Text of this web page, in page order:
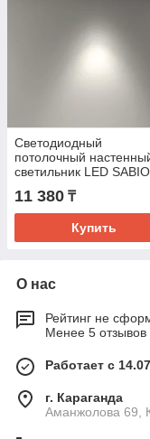
Светодиодный
потолочный
светильник LED SABIO
36W 6000K
11 380 ₸
Купить
О нас
Рейтинг не
Менее 5 отзывов
Работает с
г. Караганда
Аманжолова 69,